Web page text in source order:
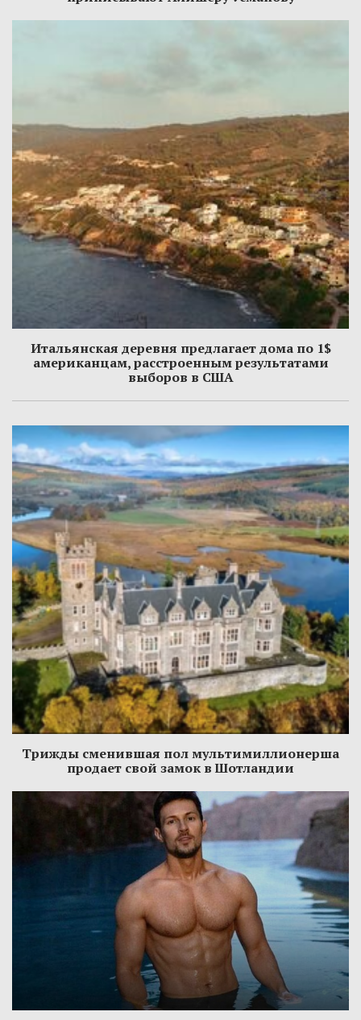
Итальянская деревня предлагает дома по 1$
американцам, расстроенным результатами
выборов в США
Трижды сменившая пол мультимиллионерша
продает свой замок в Шотландии